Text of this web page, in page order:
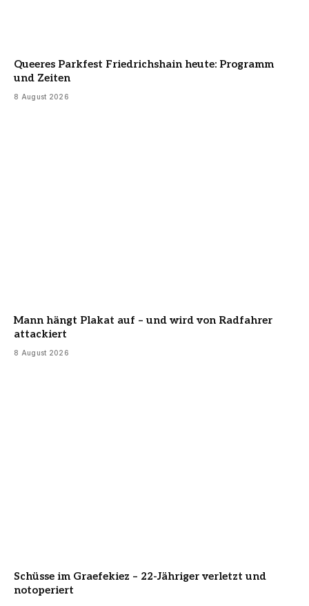
Queeres Parkfest Friedrichshain heute: Programm
und Zeiten
8 August 2026
Mann hängt Plakat auf – und wird von Radfahrer
attackiert
8 August 2026
Schüsse im Graefekiez – 22-Jähriger verletzt und
notoperiert